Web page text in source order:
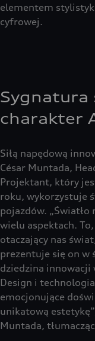
elementem
cyfrowej.
Sygnatura
charakter
Siłą napędową
César Muntada,
Projektant, który
roku, wykorzystuje
pojazdów. „Światło
wielu aspektach.
otaczający nas
prezentuje się on w
dziedzina innowacji
Design i
emocjonujące
unikatową
Muntada,